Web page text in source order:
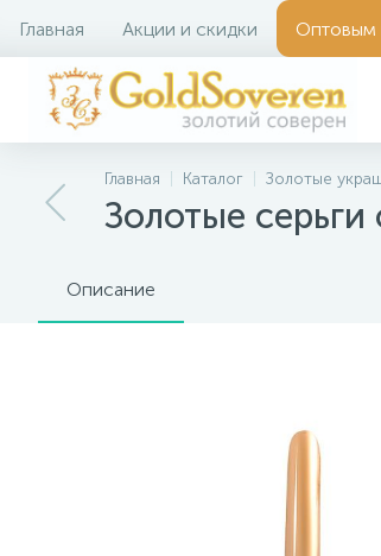
Главная Акции и скидки Оптовым
Главная Каталог Золотые
Золотые
Описание